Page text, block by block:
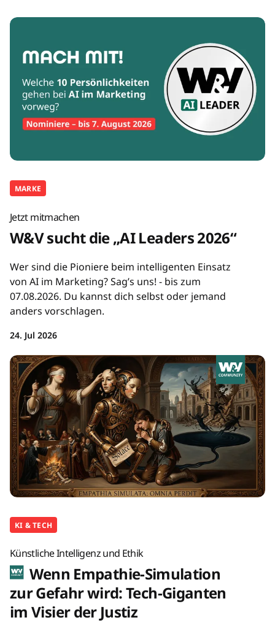
MARKE
Jetzt mitmachen
W&V sucht die „AI Leaders 2026“
Wer sind die Pioniere beim intelligenten Einsatz
von AI im Marketing? Sag’s uns! - bis zum
07.08.2026. Du kannst dich selbst oder jemand
anders vorschlagen.
24. Jul 2026
KI & TECH
Künstliche Intelligenz und Ethik
Wenn Empathie-Simulation
zur Gefahr wird: Tech-Giganten
im Visier der Justiz